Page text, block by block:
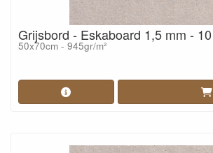
Grijsbord - Eskaboard 1,5 mm -
50x70cm - 945gr/m²